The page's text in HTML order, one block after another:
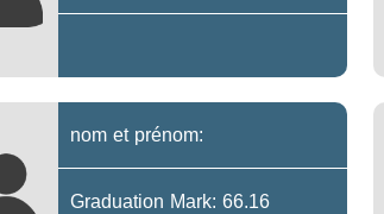
nom et prénom:
Graduation Mark: 66.16